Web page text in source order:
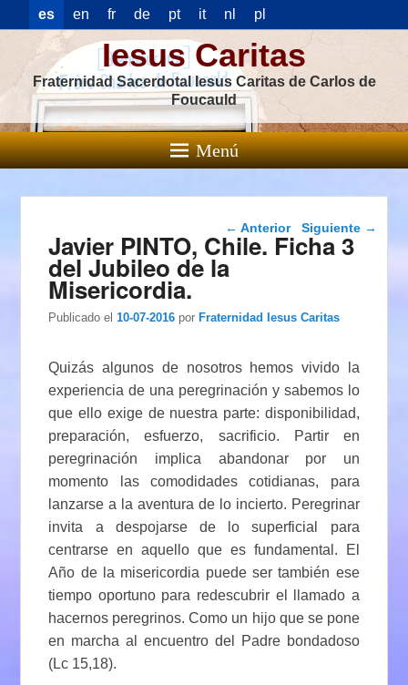
es en fr de pt it nl pl
Iesus Caritas
Fraternidad Sacerdotal Iesus Caritas de Carlos de
Foucauld
Menú
Navegación de
entradas
← Anterior Siguiente →
Javier PINTO, Chile. Ficha 3
del Jubileo de la
Misericordia.
Publicado el 10-07-2016 porFraternidad Iesus Caritas
Quizás algunos de nosotros hemos vivido la
experiencia de una peregrinación y sabemos lo
que ello exige de nuestra parte: disponibilidad,
preparación, esfuerzo, sacrificio. Partir en
peregrinación implica abandonar por un
momento las comodidades cotidianas, para
lanzarse a la aventura de lo incierto. Peregrinar
invita a despojarse de lo superficial para
centrarse en aquello que es fundamental. El
Año de la misericordia puede ser también ese
tiempo oportuno para redescubrir el llamado a
hacernos peregrinos. Como un hijo que se pone
en marcha al encuentro del Padre bondadoso
(Lc 15,18).